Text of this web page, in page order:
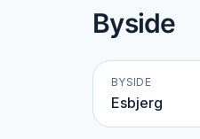
Byside
BYSIDE
Esbjerg